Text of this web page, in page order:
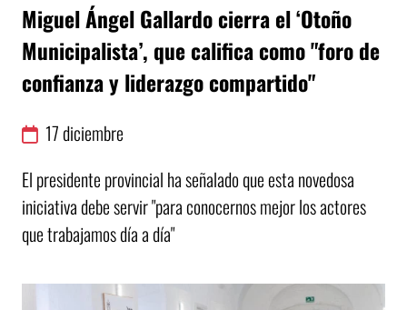
Miguel Ángel Gallardo cierra el ‘Otoño
Municipalista’, que califica como "foro de
confianza y liderazgo compartido"
17diciembre
El presidente provincial ha señalado que esta novedosa
iniciativa debe servir "para conocernos mejor los actores
que trabajamos día a día"